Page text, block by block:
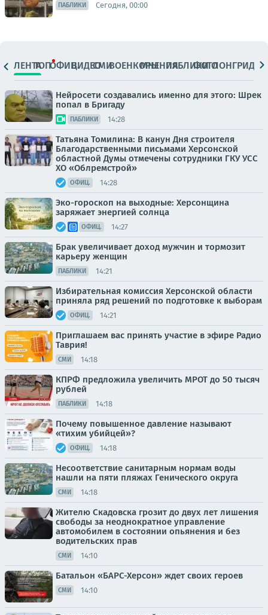
ПАБЛИКИ Сегодня, 00:00
ЛЕНТАТОПОФИЦ.ВИДЕОСМИВОЕНКОРЫМНЕНИЯПАБЛИКИ
ФОТОЛОНГРИДЫ
Нейросети создавались именно для этого: Шрек
попал в Бригаду
ПАБЛИКИ 14:28
Татьяна Томилина: В канун Дня строителя
Благодарственными письмами Херсонской
областной Думы отмечены сотрудники ГКУ УСС
ХО «Облремстрой»
ОФИЦ. 14:28
Эко-гороскоп на выходные: Херсонщина
заряжает энергией солнца
ОФИЦ. 14:27
Брак увеличивает доход мужчин и тормозит
карьеру женщин
ПАБЛИКИ 14:21
Избирательная комиссия Херсонской области
приняла ряд решений по подготовке к выборам
ОФИЦ. 14:21
Приглашаем вас принять участие в эфире Радио
Таврия!
СМИ 14:18
КПРФ предложила увеличить МРОТ до 50 тысяч
рублей
ПАБЛИКИ 14:18
Почему повышенное давление называют
«тихим убийцей»?
ОФИЦ. 14:18
Несоответствие санитарным нормам воды
нашли на пяти пляжах Генического округа
СМИ 14:18
Жителю Скадовска грозит до двух лет лишения
свободы за неоднократное управление
автомобилем в состоянии опьянения и без
водительских прав
СМИ 14:10
Батальон «БАРС-Херсон» ждет своих героев
СМИ 14:10